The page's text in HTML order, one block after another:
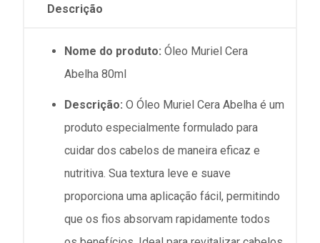
Descrição
Nome do produto: Óleo Muriel Cera
Abelha 80ml
Descrição: O Óleo Muriel Cera Abelha é um
produto especialmente formulado para
cuidar dos cabelos de maneira eficaz e
nutritiva. Sua textura leve e suave
proporciona uma aplicação fácil, permitindo
que os fios absorvam rapidamente todos